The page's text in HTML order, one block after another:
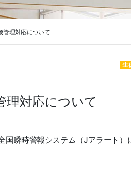
管理対応について
生
理対応について
国瞬時警報システム（Jアラート）